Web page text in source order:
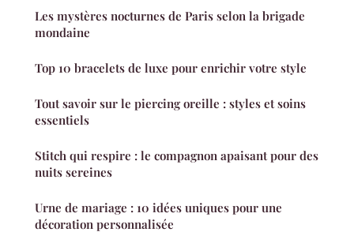
Les mystères nocturnes de Paris selon la brigade
mondaine
Top 10 bracelets de luxe pour enrichir votre style
Tout savoir sur le piercing oreille : styles et soins
essentiels
Stitch qui respire : le compagnon apaisant pour des
nuits sereines
Urne de mariage : 10 idées uniques pour une
décoration personnalisée